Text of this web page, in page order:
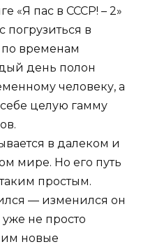
«Я пас в СССР! – 2»
погрузиться в
по временам
день полон
человеку, а
целую гамму
в далеком и
мире. Но его путь
простым.
— изменился он
не просто
новые